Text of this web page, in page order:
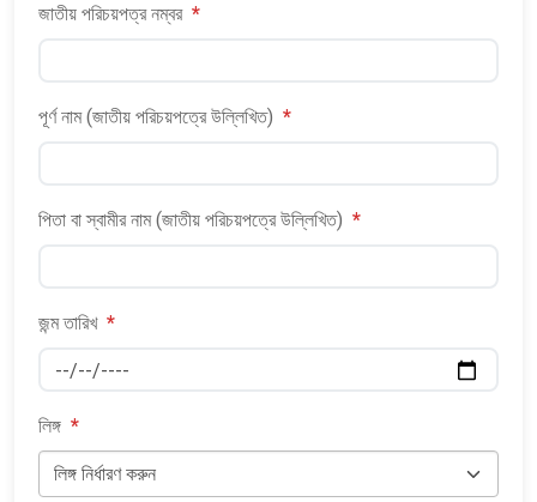
জাতীয় পরিচয়পত্র নম্বর *
পূর্ণ নাম (জাতীয় পরিচয়পত্রে উল্লিখিত) *
পিতা বা স্বামীর নাম (জাতীয় পরিচয়পত্রে উল্লিখিত) *
জন্ম তারিখ *
লিঙ্গ *